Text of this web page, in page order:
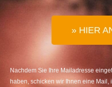
» HIER
Nachdem Sie Ihre Mailadresse
haben, schicken wir Ihnen eine Mail,